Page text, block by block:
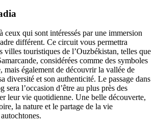
ceux qui sont intéressés par une immersion
différent. Ce circuit vous permettra
villes touristiques de l’Ouzbékistan, telles que
considérées comme des symboles
mais également de découvrir la vallée de
diversité et son authenticité. Le passage dans
sera l’occasion d’être au plus près des
leur vie quotidienne. Une belle découverte,
la nature et le partage de la vie